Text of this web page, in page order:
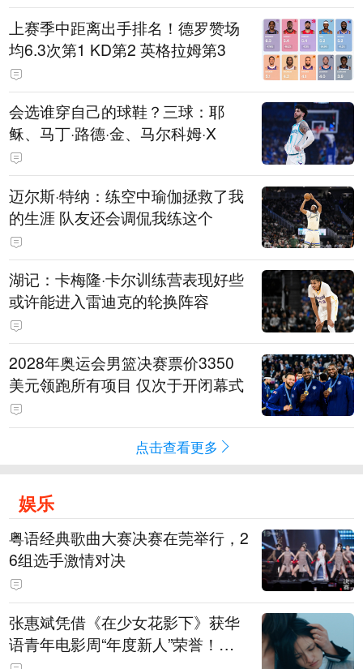
上赛季中距离出手排名！德罗赞场
均6.3次第1 KD第2 英格拉姆第3
会选谁穿自己的球鞋？三球：耶
稣、马丁·路德·金、马尔科姆·X
迈尔斯·特纳：练空中瑜伽拯救了我
的生涯 队友还会调侃我练这个
湖记：卡梅隆·卡尔训练营表现好些
或许能进入雷迪克的轮换阵容
2028年奥运会男篮决赛票价3350
美元领跑所有项目 仅次于开闭幕式
点击查看更多
娱乐
粤语经典歌曲大赛决赛在莞举行，2
6组选手激情对决
张惠斌凭借《在少女花影下》获华
语青年电影周“年度新人”荣誉！该